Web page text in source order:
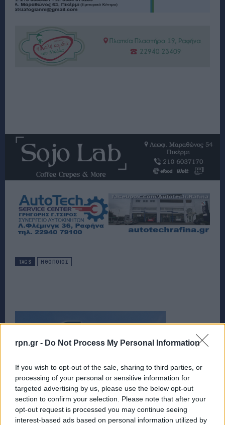
rpn.gr - Do Not Process My Personal Information
If you wish to opt-out of the sale, sharing to third parties, or
processing of your personal or sensitive information for
targeted advertising by us, please use the below opt-out
section to confirm your selection. Please note that after your
opt-out request is processed you may continue seeing
interest-based ads based on personal information utilized by
TAGS ΗΘΟΠΟΙΟΣ